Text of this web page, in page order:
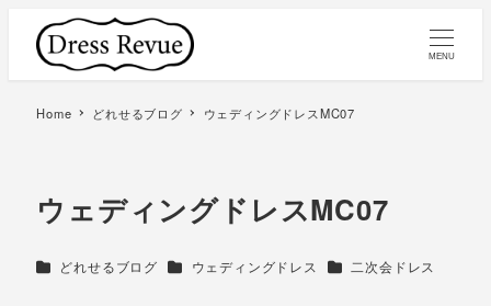
MENU
Home どれせるブログ ウェディングドレスMC07
ウェディングドレスMC07
カテゴリー
どれせるブログ カテゴリー
ウェディングドレス カテゴリー
二次会ドレス